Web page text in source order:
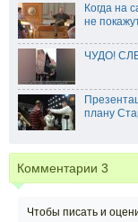
Когда на
не
ЧУДО!
плану
Комментарии 3
Чтобы писать и